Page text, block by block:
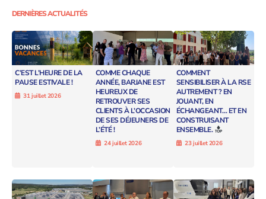
DERNIÈRES ACTUALITÉS
C’EST L’HEURE DE LA
PAUSE ESTIVALE !
31 juillet 2026
COMME CHAQUE
ANNÉE, BARJANE EST
HEUREUX DE
RETROUVER SES
CLIENTS À L’OCCASION
DE SES DÉJEUNERS DE
L’ÉTÉ !
24 juillet 2026
COMMENT
SENSIBILISER À LA RSE
AUTREMENT ? EN
JOUANT, EN
ÉCHANGEANT… ET EN
CONSTRUISANT
ENSEMBLE.
23 juillet 2026